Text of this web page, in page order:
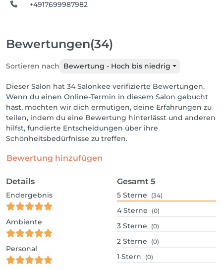
+4917699987982
Bewertungen(34)
Sortieren nach Bewertung - Hoch bis niedrig
Dieser Salon hat 34 Salonkee verifizierte Bewertungen.
Wenn du einen Online-Termin in diesem Salon gebucht
hast, möchten wir dich ermutigen, deine Erfahrungen zu
teilen, indem du eine Bewertung hinterlässt und anderen
hilfst, fundierte Entscheidungen über ihre
Schönheitsbedürfnisse zu treffen.
Bewertung hinzufügen
Details
Endergebnis
Ambiente
Personal
Gesamt 5
5 Sterne (34)
4 Sterne (0)
3 Sterne (0)
2 Sterne (0)
1 Stern (0)